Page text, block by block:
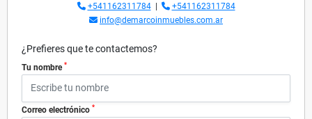
+541162311784|
+541162311784
info@demarcoinmuebles.com.ar
¿Prefieres que te contactemos?
Tu nombre *
Correo electrónico *